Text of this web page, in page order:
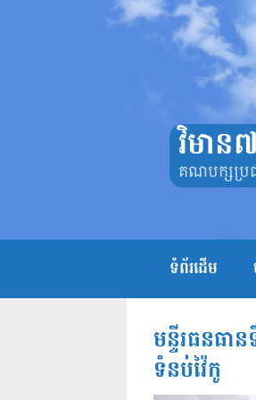
វិមាន
គណបក្សប្រជ
ទំព័រដើម
មន្ទីរធនធា
ទំនប់វ៉ៃកូ